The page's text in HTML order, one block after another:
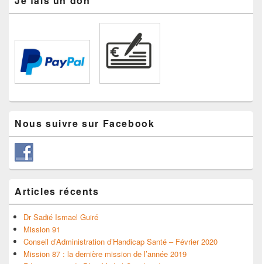
Nous suivre sur Facebook
Articles récents
Dr Sadié Ismael Guiré
Mission 91
Conseil d’Administration d’Handicap Santé – Février 2020
Mission 87 : la dernière mission de l’année 2019